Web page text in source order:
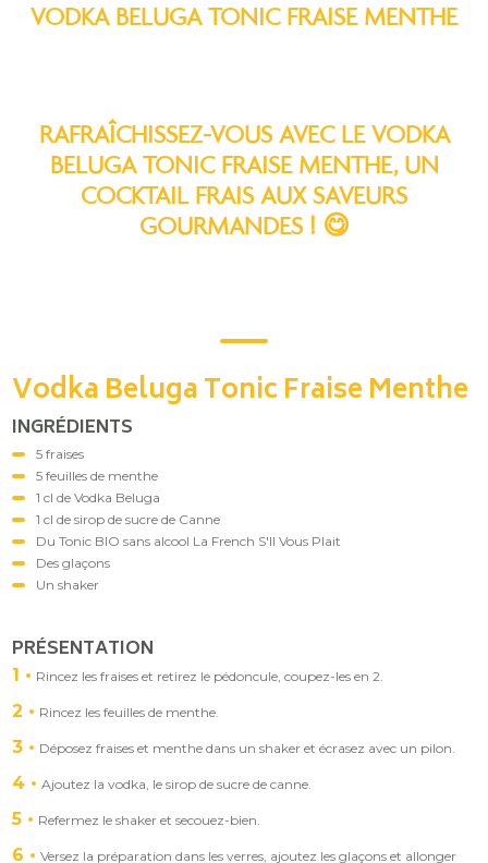
VODKA BELUGA TONIC FRAISE MENTHE
RAFRAÎCHISSEZ-VOUS AVEC LE VODKA
BELUGA TONIC FRAISE MENTHE, UN
COCKTAIL FRAIS AUX SAVEURS
GOURMANDES ! 😋
Vodka Beluga Tonic Fraise Menthe
INGRÉDIENTS
5 fraises
5 feuilles de menthe
1 cl de Vodka Beluga
1 cl de sirop de sucre de Canne
Du Tonic BIO sans alcool La French S'Il Vous Plait
Des glaçons
Un shaker
PRÉSENTATION
1 Rincez les fraises et retirez le pédoncule, coupez-les en 2.
2 Rincez les feuilles de menthe.
3 Déposez fraises et menthe dans un shaker et écrasez avec un pilon.
4 Ajoutez la vodka, le sirop de sucre de canne.
5 Refermez le shaker et secouez-bien.
6
Versez la préparation dans les verres, ajoutez les glaçons et allonger